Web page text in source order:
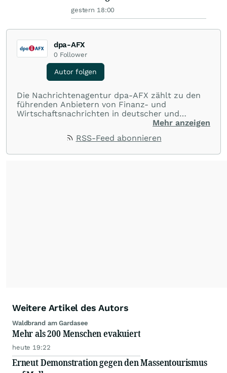
gestern 18:00
dpa-AFX
0 Follower
Autor folgen
Die Nachrichtenagentur dpa-AFX zählt zu den
führenden Anbietern von Finanz- und
Wirtschaftsnachrichten in deutscher und
englischer Sprache. Gestützt auf ein
dpa-AFX unabhängig, zuverlässig und schnell
Mehr anzeigen
RSS-Feed abonnieren
Weitere Artikel des Autors
Waldbrand am Gardasee
Mehr als 200 Menschen evakuiert
heute 19:22
Erneut Demonstration gegen den Massentourismus